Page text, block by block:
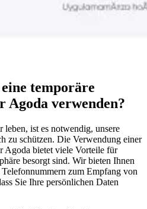
temporäre
Agoda verwenden?
ist es notwendig, unsere
zu schützen. Die Verwendung einer
Agoda bietet viele Vorteile für
besorgt sind. Wir bieten Ihnen
zum Empfang von
Sie Ihre persönlichen Daten